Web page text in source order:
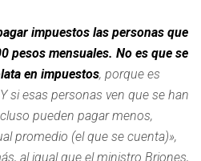
impuestos las personas que
pesos mensuales. No es que se
en impuestos, porque es
si esas personas ven que se han
pueden pagar menos,
promedio (el que se cuenta)»,
al igual que el ministro Briones,